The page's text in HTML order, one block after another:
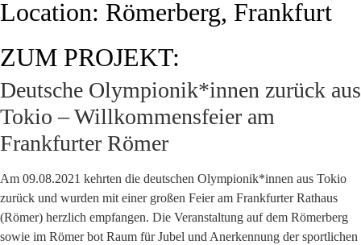
Location: Römerberg, Frankfurt
ZUM PROJEKT:
Deutsche Olympionik*innen zurück aus
Tokio – Willkommensfeier am
Frankfurter Römer
Am 09.08.2021 kehrten die deutschen Olympionik*innen aus Tokio
zurück und wurden mit einer großen Feier am Frankfurter Rathaus
(Römer) herzlich empfangen. Die Veranstaltung auf dem Römerberg
sowie im Römer bot Raum für Jubel und Anerkennung der sportlichen